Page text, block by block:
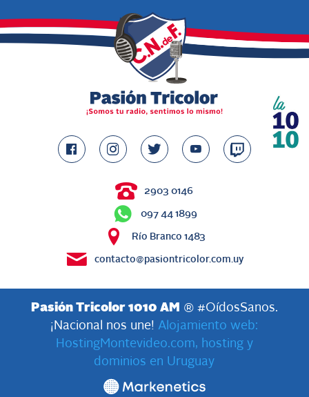
2903 0146
097 44 1899
Río Branco 1483
contacto@pasiontricolor.com.uy
Pasión Tricolor 1010 AM
® #OídosSanos.
¡Nacional nos une! Alojamiento web:
HostingMontevideo.com, hosting y
dominios en Uruguay